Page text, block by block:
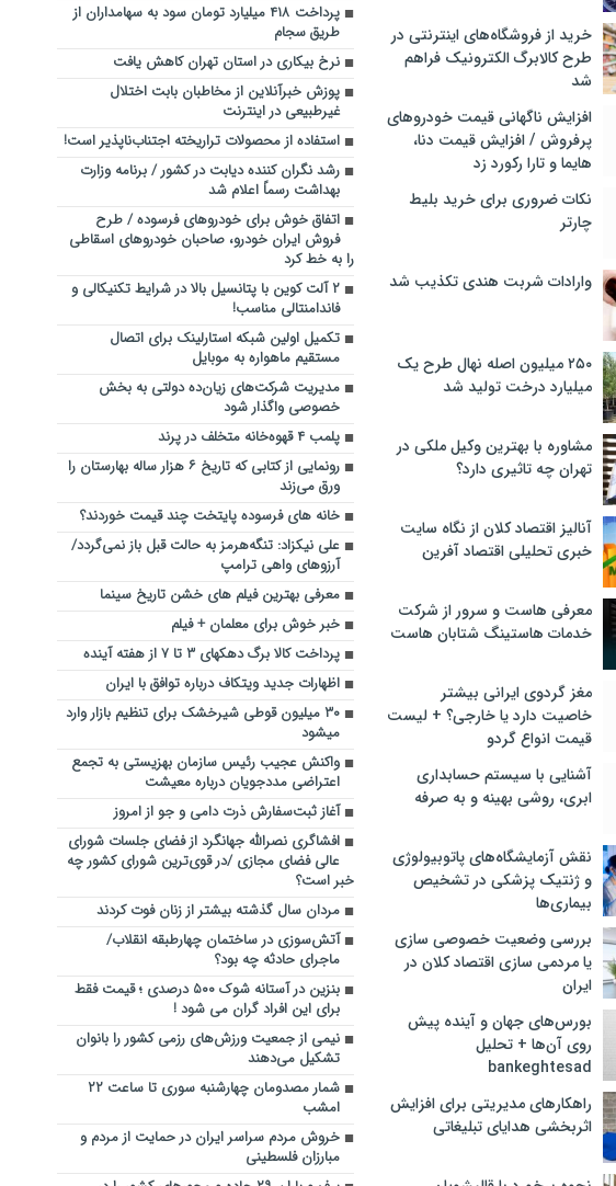
خرید از فروشگاه‌های اینترنتی در
طرح کالابرگ الکترونیک فراهم
شد
افزایش ناگهانی قیمت خودروهای
پرفروش / افزایش قیمت دنا،
هایما و تارا رکورد زد
نکات ضروری برای خرید بلیط
چارتر
وارادات شربت هندی تکذیب شد
۲۵۰ میلیون اصله نهال طرح یک
میلیارد درخت تولید شد
مشاوره با بهترین وکیل ملکی در
تهران چه تاثیری دارد؟
آنالیز اقتصاد کلان از نگاه سایت
خبری تحلیلی اقتصاد آفرین
معرفی هاست و سرور از شرکت
خدمات هاستینگ شتابان هاست
مغز گردوی ایرانی بیشتر
خاصیت دارد یا خارجی؟ + لیست
قیمت انواع گردو
آشنایی با سیستم حسابداری
ابری، روشی بهینه و به صرفه
نقش آزمایشگاه‌های پاتوبیولوژی
و ژنتیک پزشکی در تشخیص
بیماری‌ها
بررسی وضعیت خصوصی سازی
یا مردمی سازی اقتصاد کلان در
ایران
بورس‌های جهان و آینده پیش
روی آن‌ها + تحلیل
bankeghtesad
راهکارهای مدیریتی برای افزایش
اثربخشی هدایای تبلیغاتی
پرداخت ۴۱۸ میلیارد تومان سود به سهامداران از
طریق سجام
نرخ بیکاری در استان تهران کاهش یافت
پوزش خبرآنلاین از مخاطبان بابت اختلال
غیرطبیعی در اینترنت
استفاده از محصولات تراریخته اجتناب‌ناپذیر است!
رشد نگران‌ کننده دیابت در کشور / برنامه وزارت
بهداشت رسماً اعلام شد
اتفاق خوش برای خودروهای فرسوده / طرح
فروش ایران خودرو، صاحبان خودروهای اسقاطی
را به خط کرد
۲ آلت کوین با پتانسیل بالا در شرایط تکنیکالی و
فاندامنتالی مناسب!
تکمیل اولین شبکه استارلینک برای اتصال
مستقیم ماهواره به موبایل
مدیریت شرکت‌های زیان‌ده دولتی به بخش
خصوصی واگذار شود
پلمب ۴ قهوه‌خانه متخلف در پرند
رونمایی از کتابی که تاریخ ۶ هزار ساله بهارستان را
ورق می‌زند
خانه های فرسوده پایتخت چند قیمت خوردند؟
علی نیکزاد: تنگه‌هرمز به حالت قبل باز نمی‌گردد/
آرزوهای واهی ترامپ
معرفی بهترین فیلم های خشن تاریخ سینما
خبر خوش برای معلمان + فیلم
پرداخت کالا برگ دهکهای ۳ تا ۷ از هفته آینده
اظهارات جدید ویتکاف درباره توافق با ایران
۳۰ میلیون قوطی شیرخشک برای تنظیم بازار وارد
میشود
واکنش عجیب رئیس سازمان بهزیستی به تجمع
اعتراضی مددجویان درباره معیشت
آغاز ثبت‌سفارش ذرت دامی و جو از امروز
افشاگری نصرالله جهانگرد از فضای جلسات شورای
عالی فضای مجازی /در قوی‌ترین شورای کشور چه
خبر است؟
مردان سال گذشته بیشتر از زنان فوت کردند
آتش‌سوزی در ساختمان چهارطبقه انقلاب/
ماجرای حادثه چه بود؟
بنزین در آستانه شوک ۵۰۰ درصدی ؛ قیمت فقط
برای این افراد گران می شود !
نیمی از جمعیت ورزش‌های رزمی کشور را بانوان
تشکیل می‌دهند
شمار مصدومان چهارشنبه سوری تا ساعت ۲۲
امشب
خروش مردم سراسر ایران در حمایت از مردم و
مبارزان فلسطینی